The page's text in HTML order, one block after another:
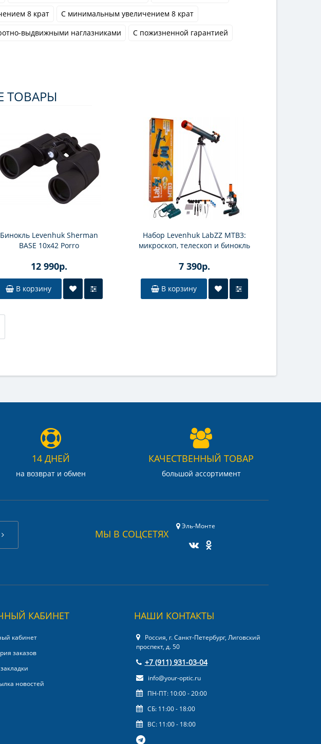
8 крат
С минимальным увеличением 8 крат
выдвижными наглазниками
С пожизненной гарантией
ТОВАРЫ
Бинокль Levenhuk Sherman
BASE 10x42 Porro
12 990р.
В корзину
Набор Levenhuk LabZZ MTВ3:
микроскоп, телескоп и бинокль
7 390р.
В корзину
14 ДНЕЙ
на возврат и обмен
КАЧЕСТВЕННЫЙ ТОВАР
большой ассортимент
МЫ В СОЦСЕТЯХ
Эль-Монте
КАБИНЕТ
кабинет
заказов
новостей
НАШИ КОНТАКТЫ
Россия, г. Санкт-Петербург, Лиговский
проспект, д. 50
+7 (911) 931-03-04
info@your-optic.ru
ПН-ПТ: 10:00 - 20:00
СБ: 11:00 - 18:00
ВС: 11:00 - 18:00